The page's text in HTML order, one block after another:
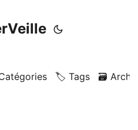
🏷️ Tags 🗃️